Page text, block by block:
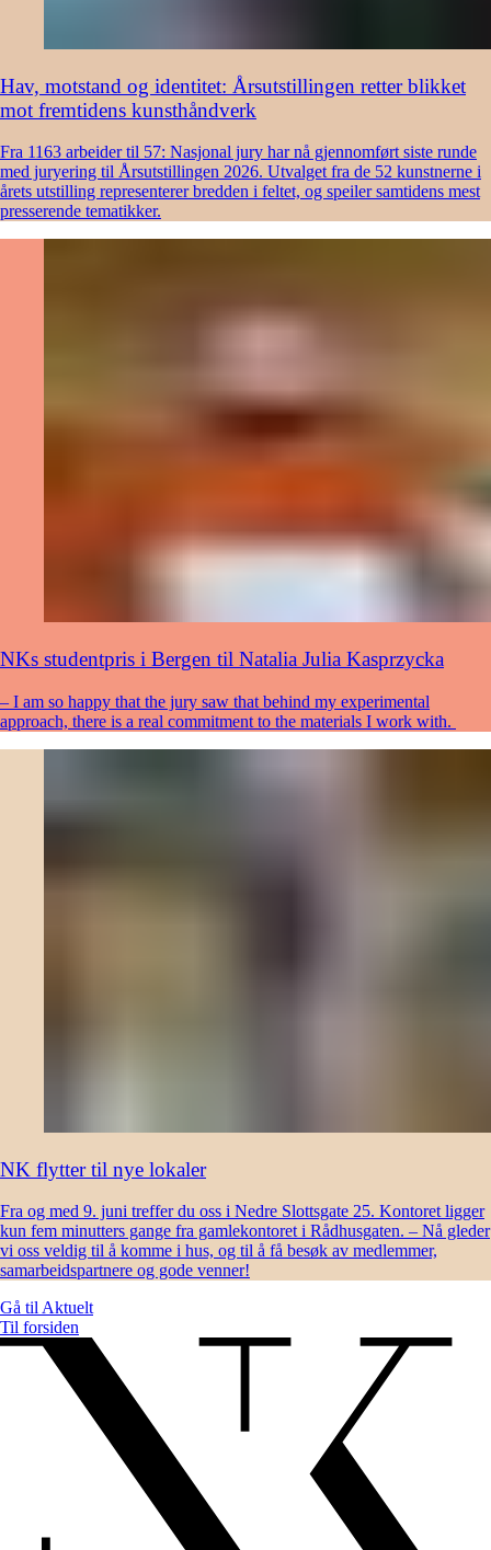
Hav, motstand og identitet: Årsutstillingen retter blikket
mot fremtidens kunsthåndverk
Fra 1163 arbeider til 57: Nasjonal jury har nå gjennomført siste runde
med juryering til Årsutstillingen 2026. Utvalget fra de 52 kunstnerne i
årets utstilling representerer bredden i feltet, og speiler samtidens mest
presserende tematikker.
NKs studentpris i Bergen til Natalia Julia Kasprzycka
– I am so happy that the jury saw that behind my experimental
approach, there is a real commitment to the materials I work with.
NK flytter til nye lokaler
Fra og med 9. juni treffer du oss i Nedre Slottsgate 25. Kontoret ligger
kun fem minutters gange fra gamlekontoret i Rådhusgaten. – Nå gleder
vi oss veldig til å komme i hus, og til å få besøk av medlemmer,
samarbeidspartnere og gode venner!
Gå til Aktuelt
Til forsiden